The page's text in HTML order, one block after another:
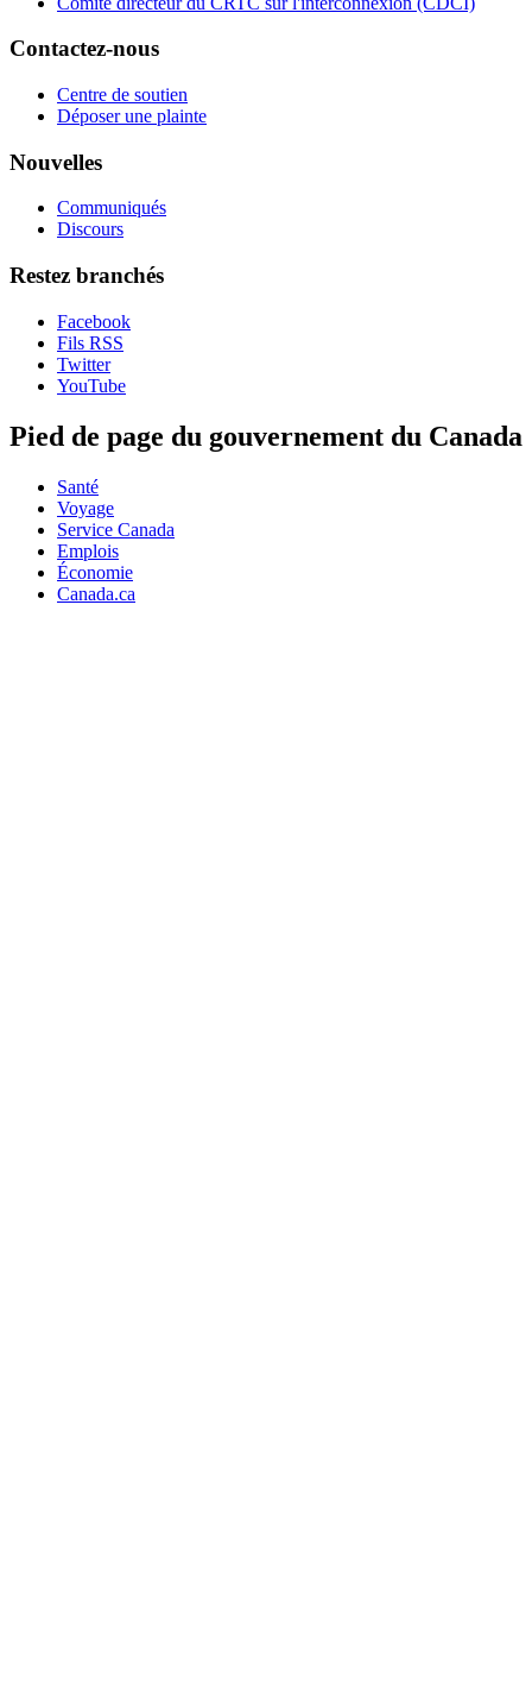
Contactez-nous
Centre de soutien
Déposer une plainte
Nouvelles
Communiqués
Discours
Restez branchés
Facebook
Fils RSS
Twitter
YouTube
Pied de page du gouvernement du Canada
Santé
Voyage
Service Canada
Emplois
Économie
Canada.ca